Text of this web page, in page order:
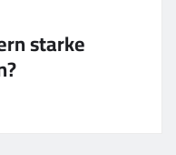
starke